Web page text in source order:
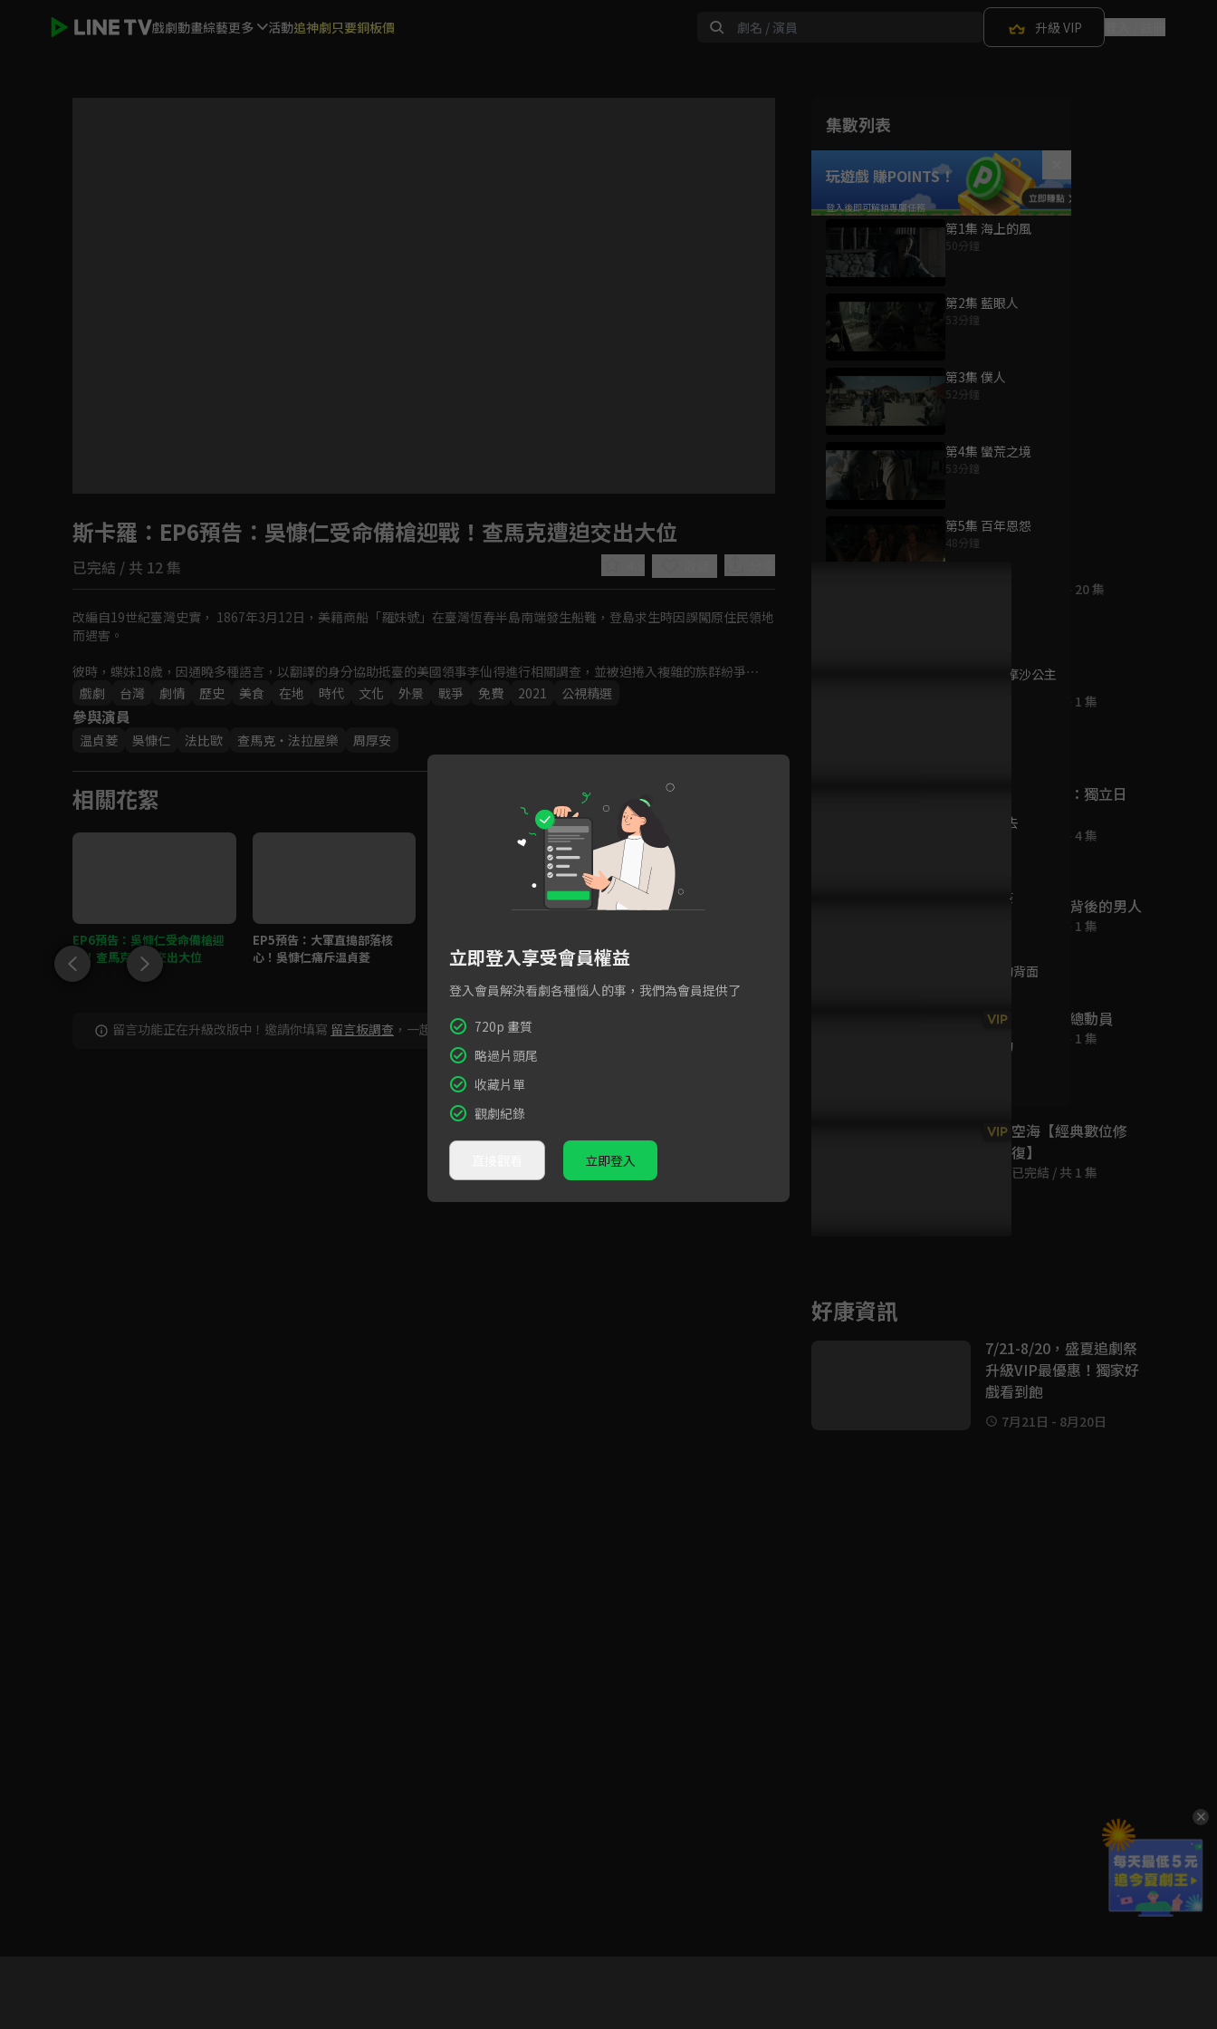
戲劇動畫綜藝更多 活動追神劇只要銅板價 升級 VIP
Play
Video
集數列表
玩遊戲 賺POINTS！
第1集 海上的風
50分鐘
第2集 藍眼人
53分鐘
第3集 僕人
52分鐘
第4集 蠻荒之境
53分鐘
第5集 百年恩怨
48分鐘
第7集 福爾摩沙公主
第9集 活下去
第10集 瘟疫
第11集 海的背面
第12集 盟約
斯卡羅 ：EP6預告：吳慷仁受命備槍迎戰！查馬克遭迫交出大位
已完結 / 共 12 集
改編自19世紀臺灣史實， 1867年3月12日，美籍商船「羅妹號」在臺灣恆春半島南端發生船難，登島求生時因誤闖原住民領地
而遇害。
彼時，蝶妹18歲，因通曉多種語言，以翻譯的身分協助抵臺的美國領事李仙得進行相關調查，並被迫捲入複雜的族群紛爭⋯
戲劇
台灣 劇情 歷史 美食 在地 時代 文化 外景 戰爭 免費 2021 公視精選
參與演員
温貞菱 吳慷仁 法比歐 查馬克・法拉屋樂 周厚安
相關花絮
EP6預告：吳慷仁受命備槍迎
戰！查馬克遭迫交出大位
EP5預告：大軍直搗部落核
心！吳慷仁痛斥温貞菱
難！温貞菱捨身相救
只想當第一人，成為榜樣」
留言功能正在升級改版中！邀請你填寫 留言板調查 ，一起共創新版留言功能！
為您推薦
已完結 / 共 20 集
反攻緬甸
已完結 / 共 1 集
反恐行動：獨立日
影集版
已完結 / 共 4 集
英國女王背後的男人
已完結 / 共 1 集
VIP (中) 單車總動員
已完結 / 共 1 集
VIP 空海【經典數位修
復】
已完結 / 共 1 集
好康資訊
7/21-8/20，盛夏追劇祭
升級VIP最優惠！獨家好
戲看到飽
7月21日 - 8月20日
立即登入享受會員權益
登入會員解決看劇各種惱人的事，我們為會員提供了
720p 畫質
略過片頭尾
收藏片單
觀劇紀錄
立即登入